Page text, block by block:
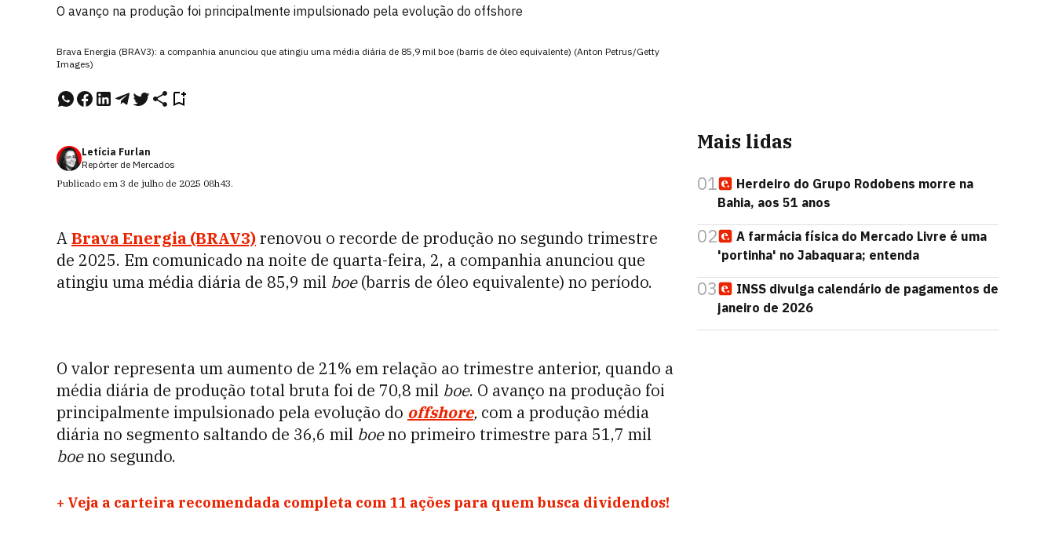
O avanço na produção foi principalmente impulsionado pela evolução do offshore
Brava Energia (BRAV3): a companhia anunciou que atingiu uma média diária de 85,9 mil boe (barris de óleo equivalente) (Anton Petrus/Getty
Images)
Letícia Furlan
Repórter de Mercados
Publicado em 3 de julho de 2025 08h43.
ABrava Energia (BRAV3)renovou o recorde de produção no segundo trimestre
de 2025. Em comunicado na noite de quarta-feira, 2, a companhia anunciou que
atingiu uma média diária de 85,9 mil boe(barris de óleo equivalente) no período.
O valor representa um aumento de 21% em relação ao trimestre anterior, quando a
média diária de produção total bruta foi de 70,8 mil boe. O avanço na produção foi
principalmente impulsionado pela evolução do offshore, com a produção média
diária no segmento saltando de 36,6 mil boeno primeiro trimestre para 51,7 mil
boeno segundo.
+ Veja a carteira recomendada completa com 11 ações para quem busca dividendos!
Mais lidas
01
Herdeiro do Grupo Rodobens morre na
Bahia, aos 51 anos
02
A farmácia física do Mercado Livre é uma
'portinha' no Jabaquara; entenda
03
INSS divulga calendário de pagamentos de
janeiro de 2026